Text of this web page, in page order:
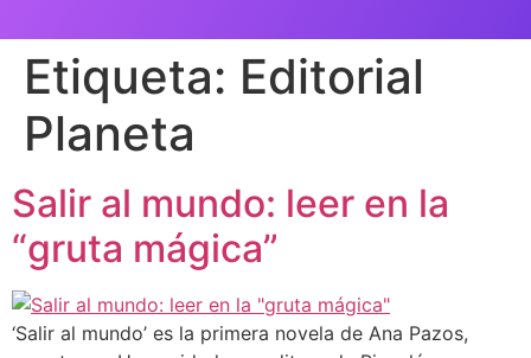
Etiqueta: Editorial
Planeta
Salir al mundo: leer en la
“gruta mágica”
‘Salir al mundo’ es la primera novela de Ana Pazos,